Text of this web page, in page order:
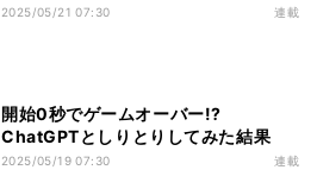
2025/05/21 07:30 連載
開始0秒でゲームオーバー!?
ChatGPTとしりとりしてみた結果
2025/05/19 07:30 連載